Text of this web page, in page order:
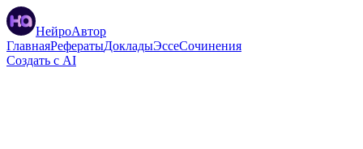
НейроАвтор
ГлавнаяРефератыДокладыЭссеСочинения
Создать с AI